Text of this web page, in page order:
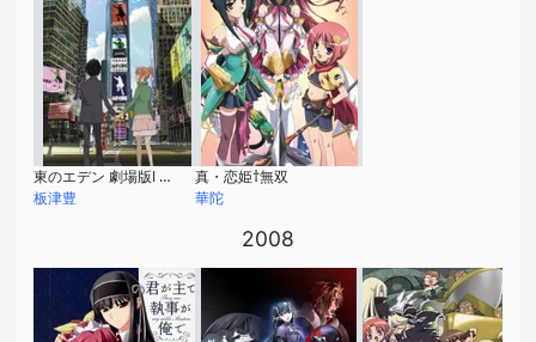
東のエデン 劇場版Ⅰ The King of Eden
板津豊
真・恋姫†無双
華陀
2008